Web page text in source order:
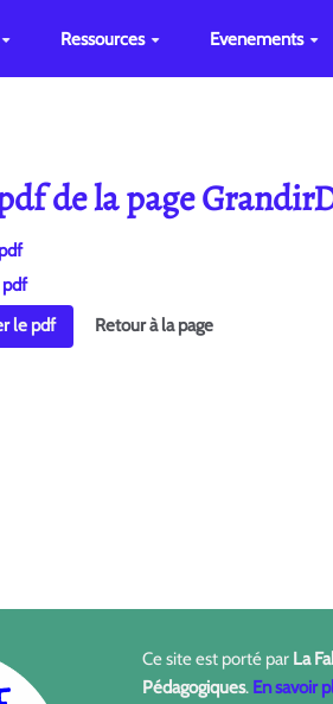
Ressources Evenements
de la page
pdf
le pdf Retour à la page
Ce site est porté par La
Pédagogiques. En savoir